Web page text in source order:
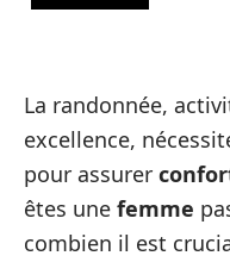
La randonnée,
excellence,
pour assurer
êtes une femme
combien il est